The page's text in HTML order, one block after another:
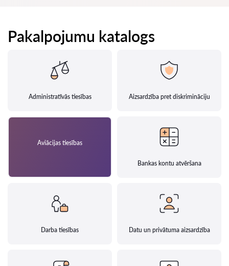
Pakalpojumu katalogs
Administratīvās tiesības Aizsardzība pret diskrimināciju
Aviācijas tiesības
Bankas kontu atvēršana
Darba tiesības Datu un privātuma aizsardzība